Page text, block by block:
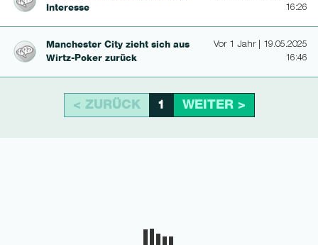
Interesse
16:26
Manchester City zieht sich aus
Wirtz-Poker zurück
Vor 1 Jahr | 19.05.2025
16:46
< ZURÜCK 1 WEITER >